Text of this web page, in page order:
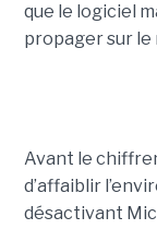
que le logiciel
propager sur le
Avant le
d’affaiblir
désactivant